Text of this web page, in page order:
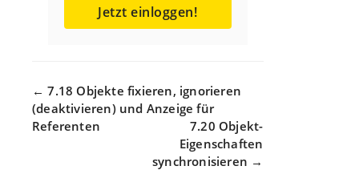
Jetzt einloggen!
Navigation
← 7.18 Objekte fixieren, ignorieren
(deaktivieren) und Anzeige für
Referenten
7.20 Objekt-
Eigenschaften
synchronisieren →